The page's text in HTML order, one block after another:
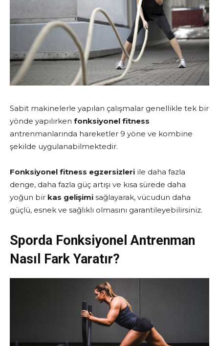
Sabit makinelerle yapılan çalışmalar genellikle tek bir
yönde yapılırken fonksiyonel fitness
antrenmanlarında hareketler 9 yöne ve kombine
şekilde uygulanabilmektedir.
Fonksiyonel fitness egzersizleri ile daha fazla
denge, daha fazla güç artışı ve kısa sürede daha
yoğun bir kas gelişimi sağlayarak, vücudun daha
güçlü, esnek ve sağlıklı olmasını garantileyebilirsiniz.
Sporda Fonksiyonel Antrenman
Nasıl Fark Yaratır?